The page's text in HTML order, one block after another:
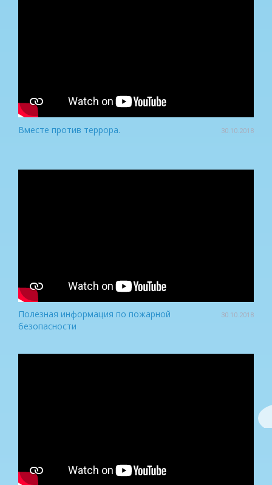
Вместе против террора. 30.10.2018
Полезная информация по пожарной
безопасности
30.10.2018